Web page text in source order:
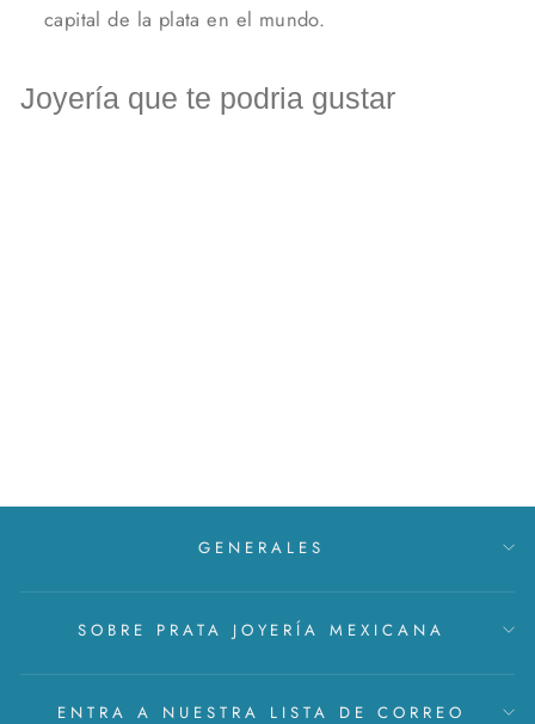
capital de la plata en el mundo.
Joyería que te podria gustar
GENERALES
SOBRE PRATA JOYERÍA MEXICANA
ENTRA A NUESTRA LISTA DE CORREO